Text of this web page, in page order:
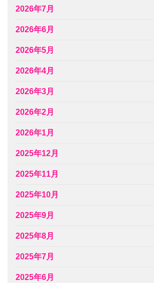
2026年7月
2026年6月
2026年5月
2026年4月
2026年3月
2026年2月
2026年1月
2025年12月
2025年11月
2025年10月
2025年9月
2025年8月
2025年7月
2025年6月